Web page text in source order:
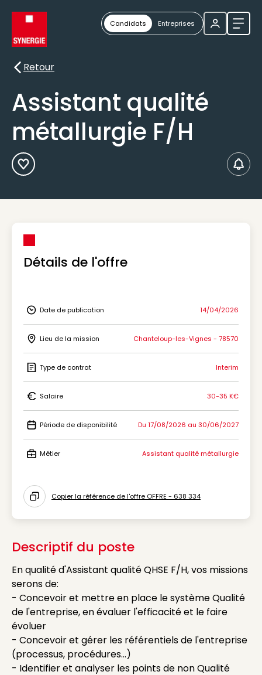
Candidats Entreprises
Retour
Retour
Assistant qualité
métallurgie F/H
Ajouter aux Favoris
Détails de l'offre
Icon Date de publication
Date de publication 14/04/2026
Icon Lieu de la mission
Lieu de la mission Chanteloup-les-Vignes - 78570
Icon Type de contrat
Type de contrat Interim
Icon Salaire
Salaire 30-35 K€
Icon Période de disponibilité
Période de disponibilité Du 17/08/2026 au 30/06/2027
Métier Assistant qualité métallurgie
Icon copy to clipboard
Copier la référence de l'offre OFFRE - 638 334
Descriptif du poste
En qualité d'Assistant qualité QHSE F/H, vos missions
serons de:
- Concevoir et mettre en place le système Qualité
de l'entreprise, en évaluer l'efficacité et le faire
évoluer
- Concevoir et gérer les référentiels de l'entreprise
(processus, procédures…)
- Identifier et analyser les points de non Qualité